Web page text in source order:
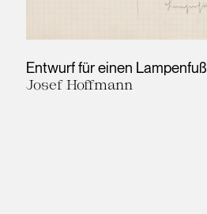
Entwurf für einen Lampenfuß
Josef Hoffmann